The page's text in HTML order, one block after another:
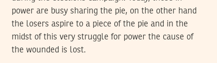
power are busy sharing the pie, on the other hand
the losers aspire to a piece of the pie and in the
midst of this very struggle for power the cause of
the wounded is lost.